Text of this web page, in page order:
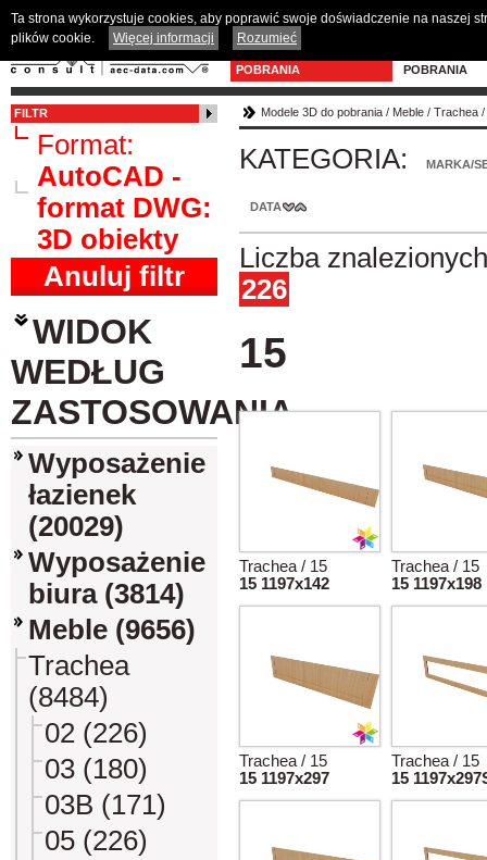
POBRANIA
POBRANIA
FILTR
Format:
AutoCAD -
format DWG:
3D obiekty
Anuluj filtr
WIDOK
WEDŁUG
ZASTOSOWANIA
Wyposażenie
łazienek
(20029)
Wyposażenie
biura (3814)
Meble (9656)
Trachea
(8484)
02 (226)
03 (180)
03B (171)
05 (226)
Modele 3D do pobrania / Meble / Trachea /
KATEGORIA: MARKA/
DATA
Liczba
226
15
Trachea / 15
15 1197x142
Trachea / 15
15 1197x198
Trachea / 15
15 1197x297
Trachea / 15
15
Ta strona wykorzystuje cookies, aby poprawić swoje doświadczenie na naszej
plików cookie.
Więcej informacji Rozumieć